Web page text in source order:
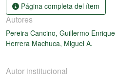
Página completa del ítem
Autores
Pereira Cancino, Guillermo Enrique
Herrera Machuca, Miguel A.
Autor institucional